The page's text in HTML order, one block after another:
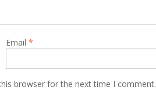
Email *
browser for the next time I comment.